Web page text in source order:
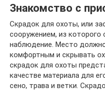
Знакомство с
Скрадок для охоты, или
сооружением, из которого
наблюдение. Место
комфортным и скрывать
скрадок для охоты
качестве материала для
сено, трава и ветки.